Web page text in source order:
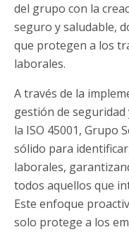
del grupo con la
seguro y saludable,
que protegen a los
laborales.
A través de la
gestión de
la ISO 45001, Grupo
sólido para
laborales,
todos aquellos que
Este enfoque
solo protege a los